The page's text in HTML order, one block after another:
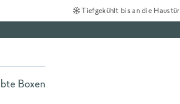
Tiefgekühlt bis an die Haustür
Boxen